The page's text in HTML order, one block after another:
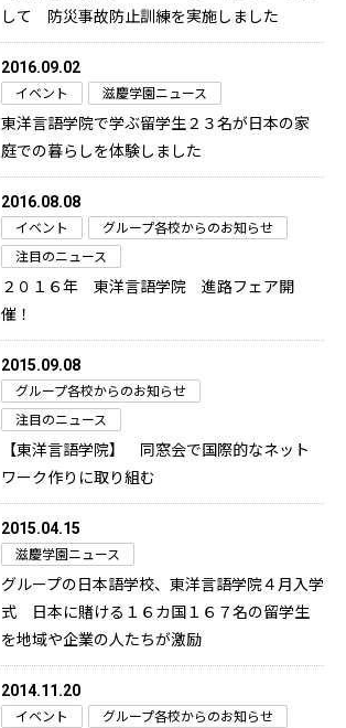
して 防災事故防止訓練を実施しました
2016.09.02
イベント 滋慶学園ニュース
東洋言語学院で学ぶ留学生２３名が日本の家
庭での暮らしを体験しました
2016.08.08
イベント
グループ各校からのお知らせ
注目のニュース
２０１６年 東洋言語学院 進路フェア開
催！
2015.09.08
グループ各校からのお知らせ
注目のニュース
【東洋言語学院】 同窓会で国際的なネット
ワーク作りに取り組む
2015.04.15
滋慶学園ニュース
グループの日本語学校、東洋言語学院４月入学
式 日本に賭ける１６カ国１６７名の留学生
を地域や企業の人たちが激励
2014.11.20
イベント
グループ各校からのお知らせ